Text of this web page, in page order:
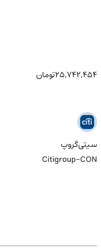
25,742,454تومان
سیتی‌گروپ
Citigroup-CON